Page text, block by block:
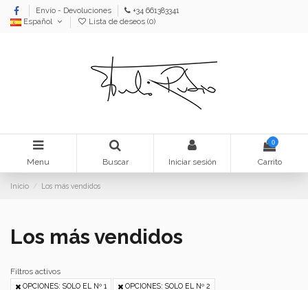
Envío - Devoluciones
+34 661383341
Español
Lista de deseos (0)
Menu Buscar Iniciar sesión
0
Carrito
Inicio Los más vendidos
Los más vendidos
Filtros activos
OPCIONES: SOLO EL Nº 1 OPCIONES: SOLO EL Nº 2